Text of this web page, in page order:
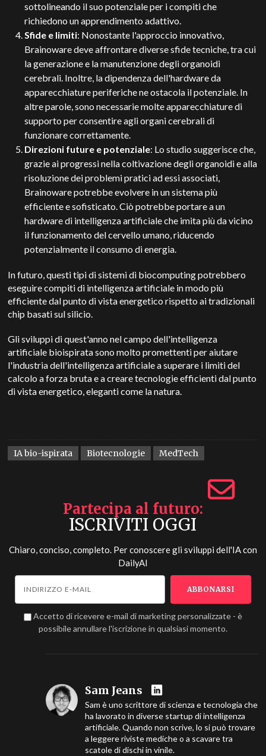
sottolineando il suo potenziale per i compiti che
richiedono un apprendimento adattivo.
Sfide e limiti: Nonostante l'approccio innovativo,
Brainoware deve affrontare diverse sfide tecniche, tra cui
la generazione e la manutenzione degli organoidi
cerebrali. Inoltre, la dipendenza dell'hardware da
apparecchiature periferiche ne ostacola il potenziale. In
altre parole, sono necessarie molte apparecchiature di
supporto per consentire agli organi cerebrali di
funzionare correttamente.
Direzioni future e potenziale: Lo studio suggerisce che,
grazie ai progressi nella coltivazione degli organoidi e alla
risoluzione dei problemi pratici ad essi associati,
Brainoware potrebbe evolvere in un sistema più
efficiente e sofisticato. Ciò potrebbe portare a un
hardware di intelligenza artificiale che imita più da vicino
il funzionamento del cervello umano, riducendo
potenzialmente il consumo di energia.
In futuro, questi tipi di sistemi di biocomputing potrebbero
eseguire compiti di intelligenza artificiale in modo più
efficiente dal punto di vista energetico rispetto ai tradizionali
chip basati sul silicio.
Gli sviluppi di quest'anno nel campo dell'intelligenza
artificiale bioispirata sono molto promettenti per aiutare
l'industria dell'intelligenza artificiale a superare i limiti del
calcolo a forza bruta e a creare tecnologie efficienti dal punto
di vista energetico, eleganti come la natura.
IA bio-ispirata Biotecnologie MedTech
Partecipa al futuro
ISCRIVITI OGGI
Chiaro, conciso, completo. Per conoscere gli sviluppi dell'IA con
DailyAI
Accetto di ricevere e-mail di marketing personalizzate - è
possibile annullare l'iscrizione in qualsiasi momento.
Sam Jeans
Sam è uno scrittore di scienza e tecnologia che
ha lavorato in diverse startup di intelligenza
artificiale. Quando non scrive, lo si può trovare
a leggere riviste mediche o a scavare tra
scatole di dischi in vinile.